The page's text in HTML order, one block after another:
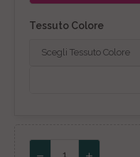
Tessuto Colore